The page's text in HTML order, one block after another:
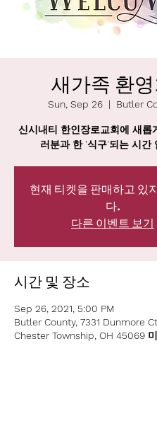
새가족 환영
Sun, Sep 26
  |
Butler
신시내티 한인장로교회에 새롭
러분과 한 '식구'되는 시간
현재 티켓을 판매하고 있
다.
다른 이벤트 보기
시간 및 장소
Sep 26, 2021, 5:00 PM
Butler County, 7331 Dunmore
Chester Township, OH 45069